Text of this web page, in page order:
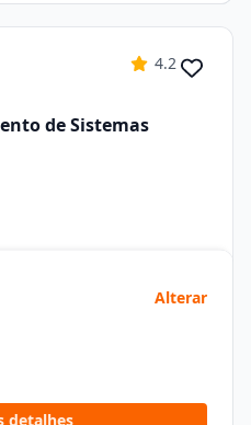
4.2
de Sistemas
Alterar
detalhes